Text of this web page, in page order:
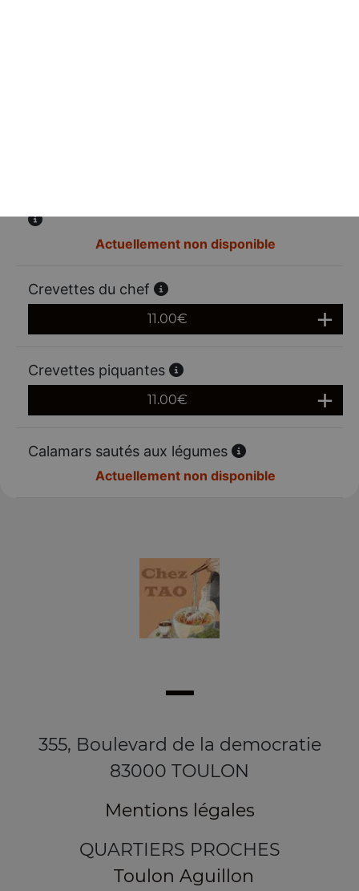
Actuellement non disponible
Crevettes du chef
11.00€
Crevettes piquantes
11.00€
Calamars sautés aux légumes
Actuellement non disponible
355, Boulevard de la democratie
83000 TOULON
Mentions légales
QUARTIERS PROCHES
Toulon Aguillon